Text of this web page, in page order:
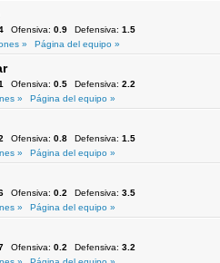
Ofensiva: 0.9 Defensiva: 1.5
»
Página del equipo »
Ofensiva: 0.5 Defensiva: 2.2
»
Página del equipo »
Ofensiva: 0.8 Defensiva: 1.5
»
Página del equipo »
Ofensiva: 0.2 Defensiva: 3.5
»
Página del equipo »
Ofensiva: 0.2 Defensiva: 3.2